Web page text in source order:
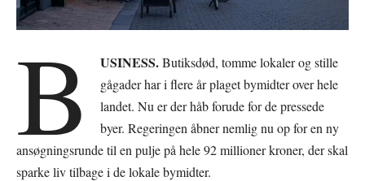
B USINESS.Butiksdød, tomme lokaler og stille
gågader har i flere år plaget bymidter over hele
landet. Nu er der håb forude for de pressede
byer. Regeringen åbner nemlig nu op for en ny
ansøgningsrunde til en pulje på hele 92 millioner kroner, der skal
sparke liv tilbage i de lokale bymidter.